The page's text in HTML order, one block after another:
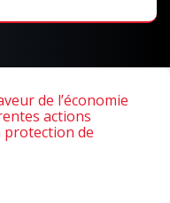
de l’économie
actions
protection de